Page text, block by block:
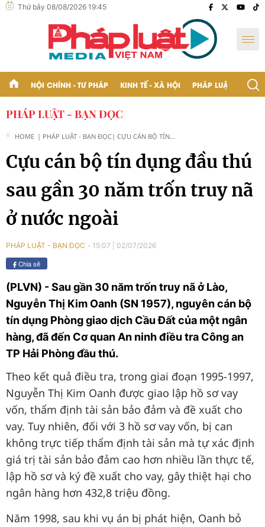
Thứ bảy 08/08/2026 19:45
NỘI CHÍNH - TƯ PHÁP KINH TẾ - XÃ HỘI PHÁP LUẬT - BẠN
PHÁP LUẬT - BẠN ĐỌC
HOME | PHÁP LUẬT - BẠN ĐỌC| CỰU CÁN BỘ TÍN
GẦN 30 NĂM TRỐN
TRUY NÃ Ở NƯỚC
Cựu cán bộ tín dụng đầu thú
sau gần 30 năm trốn truy nã
ở nước ngoài
PHÁP LUẬT - BẠN ĐỌC 15:07 02/07/2026
Chia sẻ
(PLVN) - Sau gần 30 năm trốn truy nã ở Lào,
Nguyễn Thị Kim Oanh (SN 1957), nguyên cán bộ
tín dụng Phòng giao dịch Cầu Đất của một ngân
hàng, đã đến Cơ quan An ninh điều tra Công an
TP Hải Phòng đầu thú.
Theo kết quả điều tra, trong giai đoạn 1995-1997,
Nguyễn Thị Kim Oanh được giao lập hồ sơ vay
vốn, thẩm định tài sản bảo đảm và đề xuất cho
vay. Tuy nhiên, đối với 3 hồ sơ vay vốn, bị can
không trực tiếp thẩm định tài sản mà tự xác định
giá trị tài sản bảo đảm cao hơn nhiều lần thực tế,
lập hồ sơ và ký đề xuất cho vay, gây thiệt hại cho
ngân hàng hơn 432,8 triệu đồng.
Năm 1998, sau khi vụ án bị phát hiện, Oanh bỏ